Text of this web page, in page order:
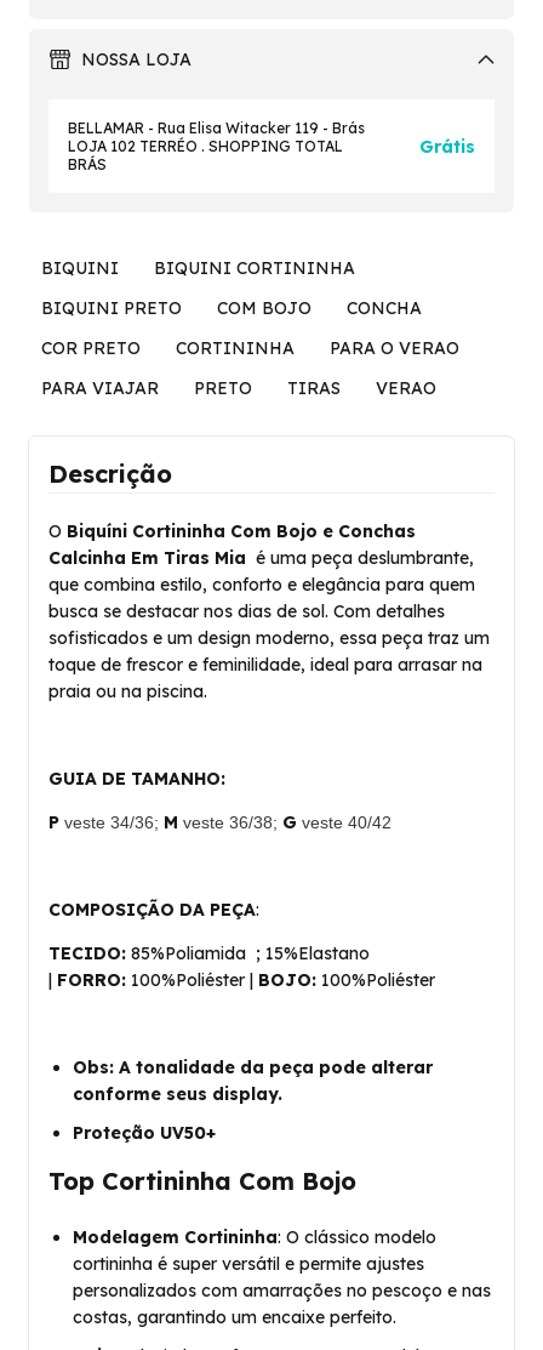
NOSSA LOJA
BELLAMAR - Rua Elisa Witacker 119 - Brás
LOJA 102 TERRÉO . SHOPPING TOTAL
BRÁS
Grátis
BIQUINI
BIQUINI CORTININHA
BIQUINI PRETO
COM BOJO
CONCHA
COR PRETO
CORTININHA
PARA O VERAO
PARA VIAJAR
PRETO TIRAS VERAO
Descrição
O Biquíni Cortininha Com Bojo e Conchas
Calcinha Em Tiras Mia é uma peça deslumbrante,
que combina estilo, conforto e elegância para quem
busca se destacar nos dias de sol. Com detalhes
sofisticados e um design moderno, essa peça traz um
toque de frescor e feminilidade, ideal para arrasar na
praia ou na piscina.
GUIA DE TAMANHO:
P veste 34/36; M veste 36/38; G veste 40/42
COMPOSIÇÃO DA PEÇA:
TECIDO: 85%Poliamida ; 15%Elastano
FORRO: 100%Poliéster | BOJO: 100%Poliéster
Obs: A tonalidade da peça pode alterar
conforme seus display.
Proteção UV50+
Top Cortininha Com Bojo
Modelagem Cortininha: O clássico modelo
cortininha é super versátil e permite ajustes
personalizados com amarrações no pescoço e nas
costas, garantindo um encaixe perfeito.